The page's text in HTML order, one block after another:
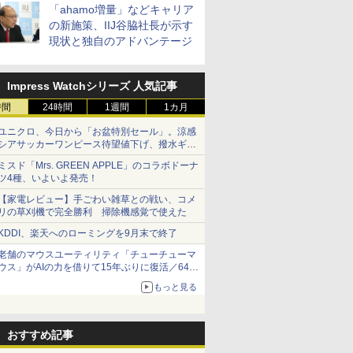
「ahamo増量」などキャリア
の新施策、IIJ谷脇社長が示す
現状と独自のアドバンテージ
Impress Watchシリーズ 人気記事
24時間 1週間 1カ月
ニクロ、今日から「お盆特別セール」。涼感
アサッカーワンピース待望値下げ、撥水ギア
ョーツは1990円に
スド「Mrs. GREEN APPLE」のコラボドーナ
4種、いよいよ発売！
家電レビュー】手ごわい雑草との戦い、コメ
の草刈機で完全勝利 掃除機感覚で使えた
、楽天へのローミングを9月末で終了
舗のマウスユーティリティ「チューチューマ
ス」がAIの力を借りて15年ぶりに復活／64bit
、Windows 10/11、「Chrome」も走り回
。復活記念で2026年末まで500円
もっと見る
おすすめ記事